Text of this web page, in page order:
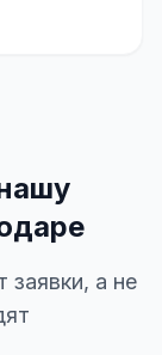
заявки, а не